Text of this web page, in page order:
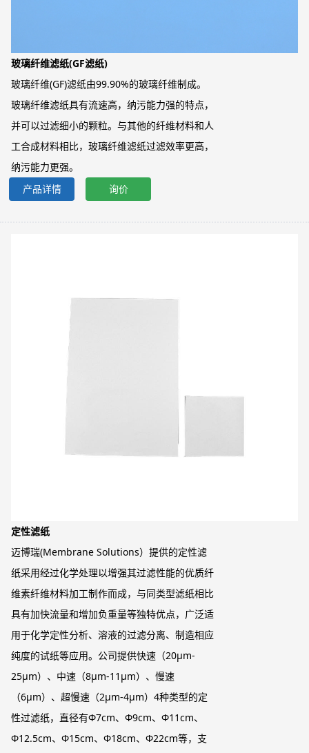
玻璃纤维滤纸(GF滤纸)
玻璃纤维(GF)滤纸由99.90%的玻璃纤维制成。
玻璃纤维滤纸具有流速高，纳污能力强的特点，
并可以过滤细小的颗粒。与其他的纤维材料和人
工合成材料相比，玻璃纤维滤纸过滤效率更高，
纳污能力更强。
产品详情
询价
定性滤纸
迈博瑞(Membrane Solutions）提供的定性滤
纸采用经过化学处理以增强其过滤性能的优质纤
维素纤维材料加工制作而成，与同类型滤纸相比
具有加快流量和增加负重量等独特优点，广泛适
用于化学定性分析、溶液的过滤分离、制造相应
纯度的试纸等应用。公司提供快速（20μm-
25μm）、中速（8μm-11μm）、慢速
（6μm）、超慢速（2μm-4μm）4种类型的定
性过滤纸，直径有Φ7cm、Φ9cm、Φ11cm、
Φ12.5cm、Φ15cm、Φ18cm、Φ22cm等，支